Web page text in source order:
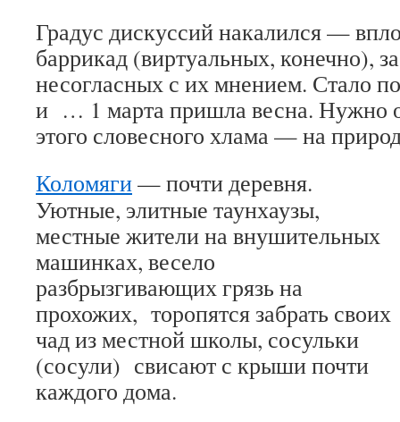
Градус дискуссий накалился —
баррикад (виртуальных, конечно),
несогласных с их мнением. Стало
и … 1 марта пришла весна. Нужно
этого словесного хлама — на
Коломяги— почти деревня.
Уютные, элитные таунхаузы,
местные жители на внушительных
машинках, весело
разбрызгивающих грязь на
прохожих, торопятся забрать своих
чад из местной школы, сосульки
(сосули) свисают с крыши почти
каждого дома.